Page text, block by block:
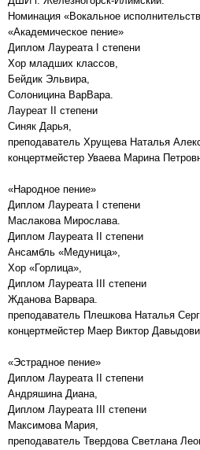
Номинация «Вокальное
«Академическое пение»
Диплом Лауреата I степени
Хор младших классов,
Бейдик Эльвира,
Солоницина ВарВара.
Лауреат II степени
Синяк Дарья,
преподаватель Хрущева Наталья
концертмейстер Уваева Марина
«Народное пение»
Диплом Лауреата I степени
Маслакова Мирослава.
Диплом Лауреата II степени
Ансамбль «Медуница»,
Хор «Горлица»,
Диплом Лауреата III степени
Жданова Варвара.
преподаватель Плешкова Наталья
концертмейстер Маер Виктор
«Эстрадное пение»
Диплом Лауреата II степени
Андряшина Диана,
Диплом Лауреата III степени
Максимова Мария,
преподаватель Твердова Светлана